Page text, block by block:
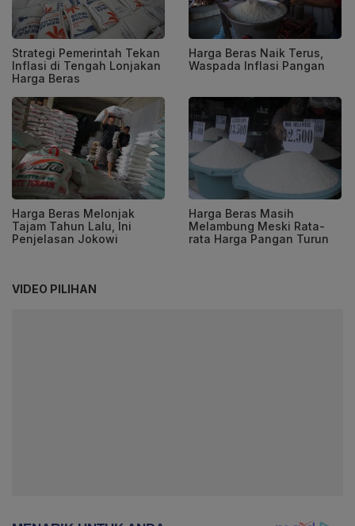
Strategi Pemerintah Tekan
Inflasi di Tengah Lonjakan
Harga Beras
Harga Beras Naik Terus,
Waspada Inflasi Pangan
Harga Beras Melonjak
Tajam Tahun Lalu, Ini
Penjelasan Jokowi
Harga Beras Masih
Melambung Meski Rata-
rata Harga Pangan Turun
VIDEO PILIHAN